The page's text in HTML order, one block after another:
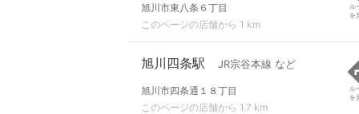
旭川市東八条６丁目
このページの店舗から 1 km
ル
を
旭川四条駅 JR宗谷本線 など
旭川市四条通１８丁目
このページの店舗から 1.7 km
ル
を